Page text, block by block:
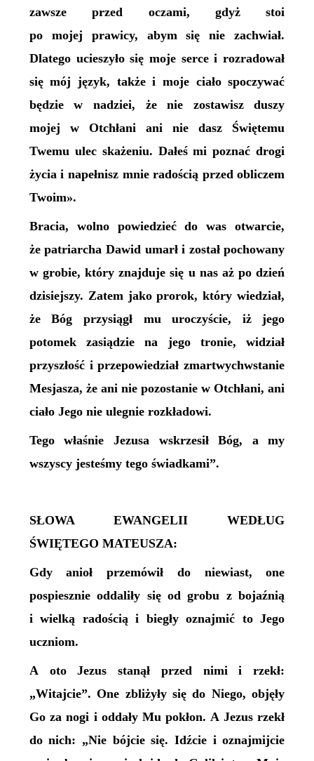
zawsze przed oczami, gdyż stoi
po mojej prawicy, abym się nie zachwiał.
Dlatego ucieszyło się moje serce i rozradował
się mój język, także i moje ciało spoczywać
będzie w nadziei, że nie zostawisz duszy
mojej w Otchłani ani nie dasz Świętemu
Twemu ulec skażeniu. Dałeś mi poznać drogi
życia i napełnisz mnie radością przed obliczem
Twoim».
Bracia, wolno powiedzieć do was otwarcie,
że patriarcha Dawid umarł i został pochowany
w grobie, który znajduje się u nas aż po dzień
dzisiejszy. Zatem jako prorok, który wiedział,
że Bóg przysiągł mu uroczyście, iż jego
potomek zasiądzie na jego tronie, widział
przyszłość i przepowiedział zmartwychwstanie
Mesjasza, że ani nie pozostanie w Otchłani, ani
ciało Jego nie ulegnie rozkładowi.
Tego właśnie Jezusa wskrzesił Bóg, a my
wszyscy jesteśmy tego świadkami”.
SŁOWA EWANGELII WEDŁUG
ŚWIĘTEGO MATEUSZA:
Gdy anioł przemówił do niewiast, one
pospiesznie oddaliły się od grobu z bojaźnią
i wielką radością i biegły oznajmić to Jego
uczniom.
A oto Jezus stanął przed nimi i rzekł:
„Witajcie”. One zbliżyły się do Niego, objęły
Go za nogi i oddały Mu pokłon. A Jezus rzekł
do nich: „Nie bójcie się. Idźcie i oznajmijcie